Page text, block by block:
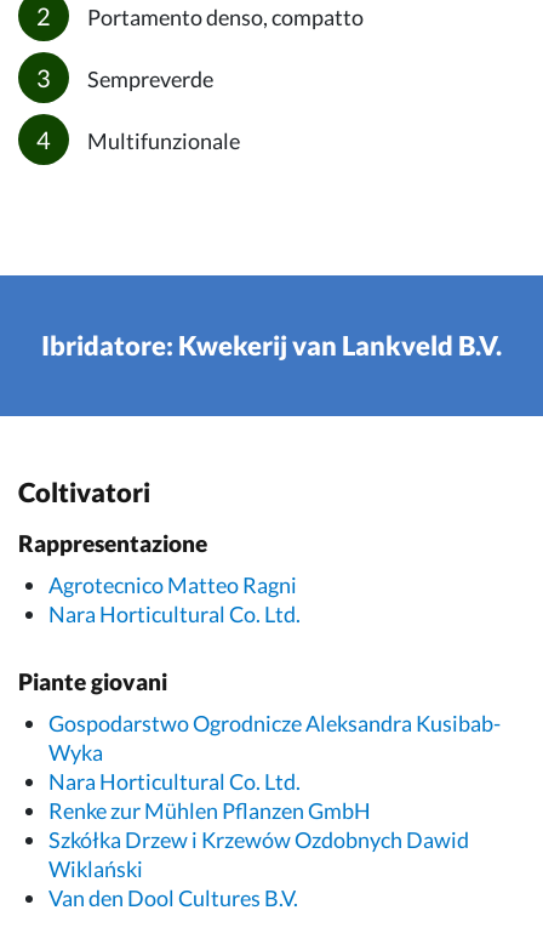
Portamento denso, compatto
Sempreverde
Multifunzionale
Ibridatore: Kwekerij van Lankveld B.V.
Coltivatori
Rappresentazione
Agrotecnico Matteo Ragni
Nara Horticultural Co. Ltd.
Piante giovani
Gospodarstwo Ogrodnicze Aleksandra Kusibab-
Wyka
Nara Horticultural Co. Ltd.
Renke zur Mühlen Pflanzen GmbH
Szkółka Drzew i Krzewów Ozdobnych Dawid
Wiklański
Van den Dool Cultures B.V.